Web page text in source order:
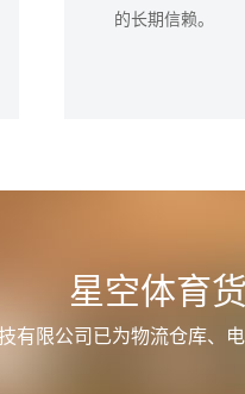
的长期信赖。
星空体育
有限公司已为物流仓库、